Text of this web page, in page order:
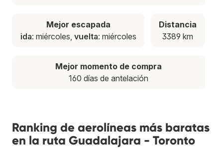
Mejor escapada
ida: miércoles, vuelta: miércoles
Distancia
3389 km
Mejor momento de compra
160 días de antelación
Ranking de aerolíneas más baratas
en la ruta Guadalajara - Toronto